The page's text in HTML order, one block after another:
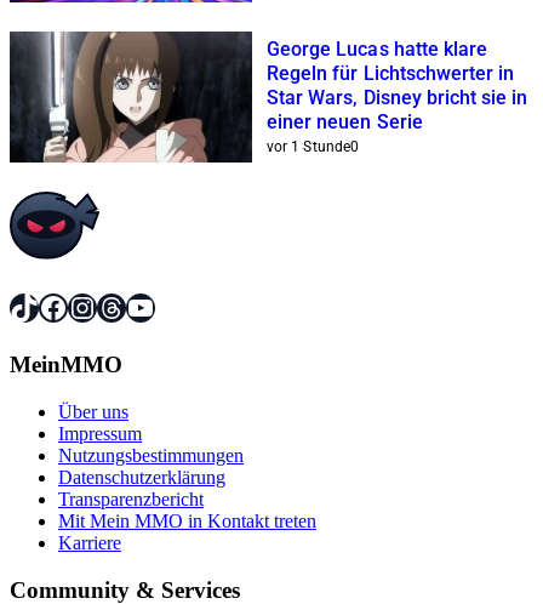
George Lucas hatte klare
Regeln für Lichtschwerter in
Star Wars, Disney bricht sie in
einer neuen Serie
vor 1 Stunde0
TikTok
Facebook
Instagram
Threads
YouTube
MeinMMO
Über uns
Impressum
Nutzungsbestimmungen
Datenschutzerklärung
Transparenzbericht
Mit Mein MMO in Kontakt treten
Karriere
Community & Services